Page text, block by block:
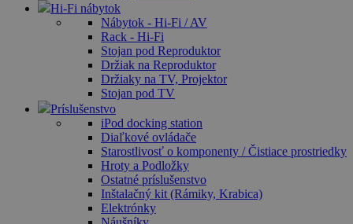
Hi-Fi nábytok
Nábytok - Hi-Fi / AV
Rack - Hi-Fi
Stojan pod Reproduktor
Držiak na Reproduktor
Držiaky na TV, Projektor
Stojan pod TV
Príslušenstvo
iPod docking station
Diaľkové ovládače
Starostlivosť o komponenty / Čistiace prostriedky
Hroty a Podložky
Ostatné príslušenstvo
Inštalačný kit (Rámiky, Krabica)
Elektrónky